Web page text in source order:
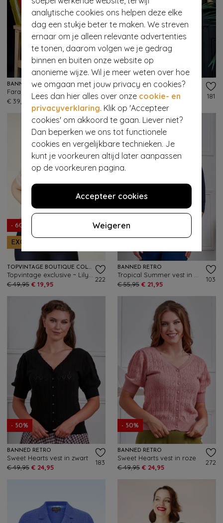
analytische cookies ons helpen deze elke
dag een stukje beter te maken. We streven
ernaar om je alleen relevante advertenties
te tonen, daarom volgen we je gedrag
binnen en buiten onze website op
anonieme wijze. Wil je meer weten over hoe
we omgaan met jouw privacy en cookies?
Lees dan hier alles over onze cookie- en
privacyverklaring. Klik op 'Accepteer
cookies' om akkoord te gaan. Liever niet?
Dan beperken we ons tot functionele
cookies en vergelijkbare technieken. Je
kunt je voorkeuren altijd later aanpassen
op de voorkeuren pagina.
Accepteer cookies
Weigeren
BANNED RETRO
Fara katoenen vest in rood
€ 39,95
104
BANNED RETRO
€ 39,95
181
- 60%
EXCLUSIEF
TOPVINTAGE BOUTIQUE COLLECTION
€ 49,95 € 19,95
222
BANNED RETRO
€ 55,95 € 21,95
103
- 50%
BANNED RETRO
Sweet Hearts vest in zwart
€ 49,95 € 24,95
183
- 50%
BANNED RETRO
Sweet Hearts vest in roze
€ 49,95 € 24,95
272